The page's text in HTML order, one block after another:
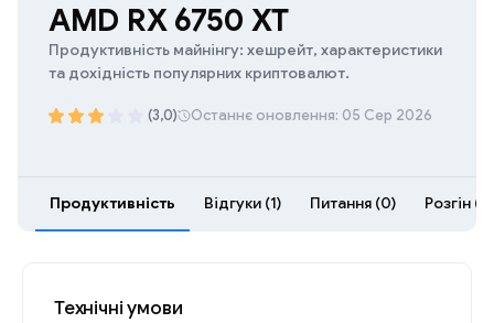
AMD RX 6750 XT
Продуктивність майнінгу: хешрейт, характеристики
та дохідність популярних криптовалют.
(3,0) Останнє оновлення: 05 Сер 2026
Продуктивність Відгуки (1) Питання (0) Розгін (5)
Технічні умови